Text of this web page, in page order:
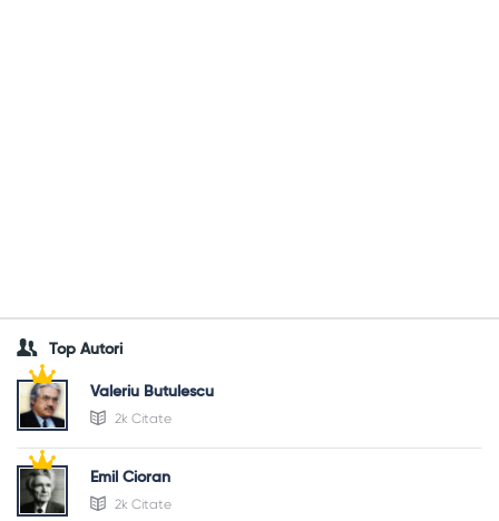
Top Autori
Valeriu Butulescu
2k Citate
Emil Cioran
2k Citate